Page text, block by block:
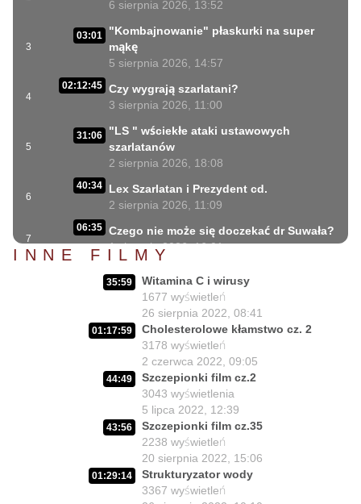
6 sierpnia 2026, 13:52
3
03:01
"Kombajnowanie" płaskurki na super
mąkę
5 sierpnia 2026, 14:57
4
02:12:45 Czy wygrają szarlatani?
3 sierpnia 2026, 11:00
5
31:06
"LS " wściekłe ataki ustawowych
szarlatanów
2 sierpnia 2026, 18:08
6
40:34
Lex Szarlatan i Prezydent cd.
2 sierpnia 2026, 11:09
7
06:35 Czego nie może się doczekać dr Suwała?
1 sierpnia 2026, 16:01
Szczepionkowa bańka w końcu pękła!
1 sierpnia 2026, 10:02
NIESPODZIANKA u Prezydenta
Nawrockiego!!
30 lipca 2026, 15:45
02:12:04 Czy Prezydent uratuje chorych
Polaków?
29 lipca 2026, 11:00
02:03:47 Czy da się lepiej leczyć ?
27 lipca 2026, 11:01
02:05:56 Jedna osoba zadecyduje : będziesz
zdrowy lub umrzesz.
INNE FILMY
35:59
Witamina C i wirusy
1677 wyświetleń
26 sierpnia 2022, 08:41
01:17:59
Cholesterolowe kłamstwo cz. 2
3178 wyświetleń
2 czerwca 2022, 09:05
44:49
Szczepionki film cz.2
3043 wyświetlenia
5 lipca 2022, 12:39
43:56
Szczepionki film cz.35
2238 wyświetleń
20 sierpnia 2022, 15:06
01:29:14
Strukturyzator wody
3367 wyświetleń